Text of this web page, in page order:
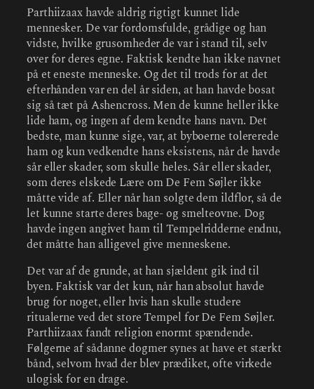
Parthiizaax havde aldrig rigtigt kunnet lide
mennesker. De var fordomsfulde, grådige og han
vidste, hvilke grusomheder de var i stand til, selv
over for deres egne. Faktisk kendte han ikke navnet
på et eneste menneske. Og det til trods for at det
efterhånden var en del år siden, at han havde bosat
sig så tæt på Ashencross. Men de kunne heller ikke
lide ham, og ingen af dem kendte hans navn. Det
bedste, man kunne sige, var, at byboerne tolererede
ham og kun vedkendte hans eksistens, når de havde
sår eller skader, som skulle heles. Sår eller skader,
som deres elskede Lære om De Fem Søjler ikke
måtte vide af. Eller når han solgte dem ildflor, så de
let kunne starte deres bage- og smelteovne. Dog
havde ingen angivet ham til Tempelridderne endnu,
det måtte han alligevel give menneskene.
Det var af de grunde, at han sjældent gik ind til
byen. Faktisk var det kun, når han absolut havde
brug for noget, eller hvis han skulle studere
ritualerne ved det store Tempel for De Fem Søjler.
Parthiizaax fandt religion enormt spændende.
Følgerne af sådanne dogmer synes at have et stærkt
bånd, selvom hvad der blev prædiket, ofte virkede
ulogisk for en drage.